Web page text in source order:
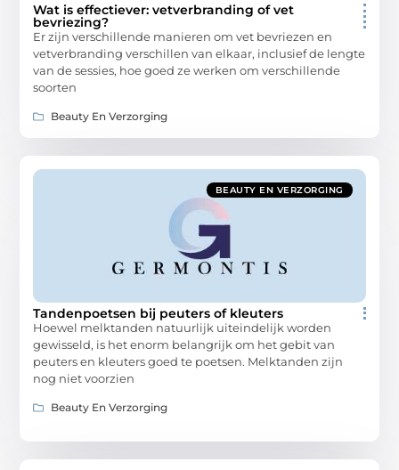
Wat is effectiever: vetverbranding of vet
bevriezing?
Er zijn verschillende manieren om vet bevriezen en
vetverbranding verschillen van elkaar, inclusief de lengte
van de sessies, hoe goed ze werken om verschillende
soorten
Beauty En Verzorging
BEAUTY EN VERZORGING
Tandenpoetsen bij peuters of kleuters
Hoewel melktanden natuurlijk uiteindelijk worden
gewisseld, is het enorm belangrijk om het gebit van
peuters en kleuters goed te poetsen. Melktanden zijn
nog niet voorzien
Beauty En Verzorging